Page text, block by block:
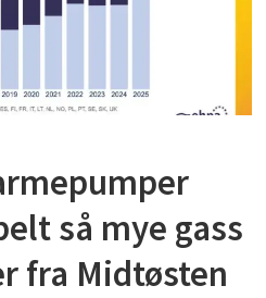
så mye gass
fra Midtøsten